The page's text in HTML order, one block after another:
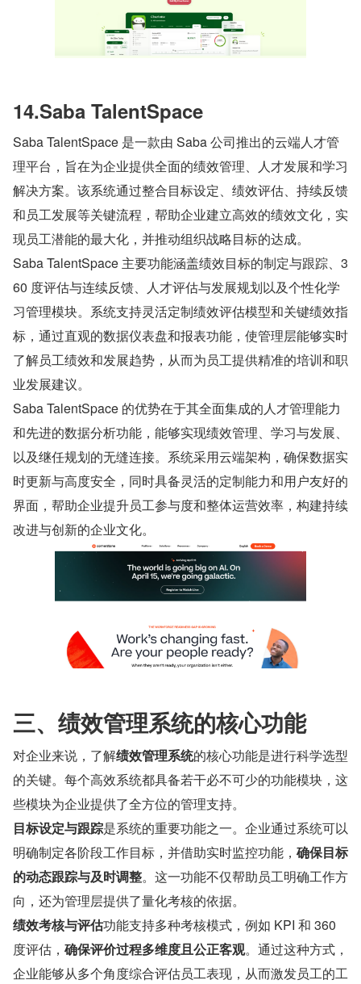
14.Saba TalentSpace
Saba TalentSpace 是一款由 Saba 公司推出的云端人才管
理平台，旨在为企业提供全面的绩效管理、人才发展和学习
解决方案。该系统通过整合目标设定、绩效评估、持续反馈
和员工发展等关键流程，帮助企业建立高效的绩效文化，实
现员工潜能的最大化，并推动组织战略目标的达成。
Saba TalentSpace 主要功能涵盖绩效目标的制定与跟踪、3
60 度评估与连续反馈、人才评估与发展规划以及个性化学
习管理模块。系统支持灵活定制绩效评估模型和关键绩效指
标，通过直观的数据仪表盘和报表功能，使管理层能够实时
了解员工绩效和发展趋势，从而为员工提供精准的培训和职
业发展建议。
Saba TalentSpace 的优势在于其全面集成的人才管理能力
和先进的数据分析功能，能够实现绩效管理、学习与发展、
以及继任规划的无缝连接。系统采用云端架构，确保数据实
时更新与高度安全，同时具备灵活的定制能力和用户友好的
界面，帮助企业提升员工参与度和整体运营效率，构建持续
改进与创新的企业文化。
三、绩效管理系统的核心功能
对企业来说，了解绩效管理系统的核心功能是进行科学选型
的关键。每个高效系统都具备若干必不可少的功能模块，这
些模块为企业提供了全方位的管理支持。
目标设定与跟踪是系统的重要功能之一。企业通过系统可以
明确制定各阶段工作目标，并借助实时监控功能， 确保目标
的动态跟踪与及时调整。这一功能不仅帮助员工明确工作方
向，还为管理层提供了量化考核的依据。
绩效考核与评估功能支持多种考核模式，例如 KPI 和 360
度评估， 确保评价过程多维度且公正客观。通过这种方式，
企业能够从多个角度综合评估员工表现，从而激发员工的工